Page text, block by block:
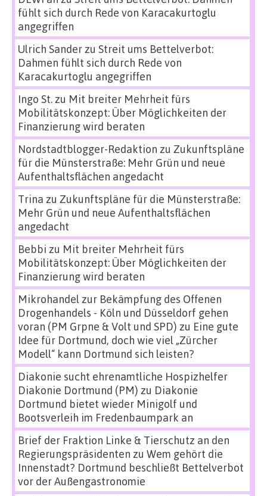
fühlt sich durch Rede von Karacakurtoglu
angegriffen
Ulrich Sanderzu Streit ums Bettelverbot:
Dahmen fühlt sich durch Rede von
Karacakurtoglu angegriffen
Ingo St.zu Mit breiter Mehrheit fürs
Mobilitätskonzept: Über Möglichkeiten der
Finanzierung wird beraten
Nordstadtblogger-Redaktion zu Zukunftspläne
für die Münsterstraße: Mehr Grün und neue
Aufenthaltsflächen angedacht
Trina zu Zukunftspläne für die Münsterstraße:
Mehr Grün und neue Aufenthaltsflächen
angedacht
Bebbi zu Mit breiter Mehrheit fürs
Mobilitätskonzept: Über Möglichkeiten der
Finanzierung wird beraten
Mikrohandel zur Bekämpfung des Offenen
Drogenhandels - Köln und Düsseldorf gehen
voran (PM Grpne & Volt und SPD) zu Eine gute
Idee für Dortmund, doch wie viel „Zürcher
Modell“ kann Dortmund sich leisten?
Diakonie sucht ehrenamtliche Hospizhelfer
Diakonie Dortmund (PM) zu Diakonie
Dortmund bietet wieder Minigolf und
Bootsverleih im Fredenbaumpark an
Brief der Fraktion Linke & Tierschutz an den
Regierungspräsidenten zu Wem gehört die
Innenstadt? Dortmund beschließt Bettelverbot
vor der Außengastronomie